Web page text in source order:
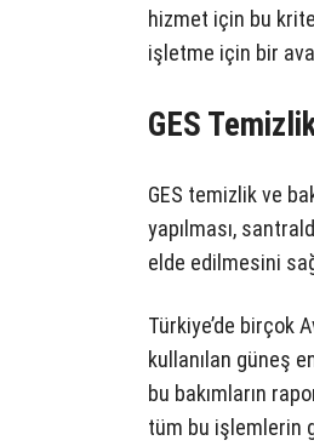
hizmet için bu
işletme için bir
GES
GES temizlik ve
yapılması,
elde edilmesini
Türkiye’de birçok
kullanılan güneş
bu bakımların
tüm bu işlemlerin